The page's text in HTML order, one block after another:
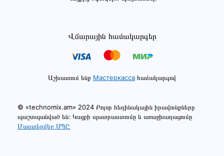
Վճարային համակարգեր
Աշխատում ենք Мастеркасса համակարգով
© «technomix.am» 2024 Բոլոր հեղինակային իրավունքները
պաշտպանված են: Կայքի պատրաստումը և առաջխաղացումը
Մաստերվեբ ՍՊԸ